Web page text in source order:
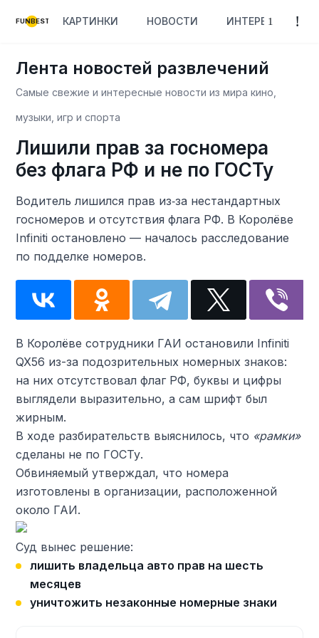
FUNBEST КАРТИНКИ НОВОСТИ ИНТЕРЕСНОЕ
Лента новостей развлечений
Самые свежие и интересные новости из мира кино,
музыки, игр и спорта
Лишили прав за госномера
без флага РФ и не по ГОСТу
Водитель лишился прав из‑за нестандартных
госномеров и отсутствия флага РФ. В Королёве
Infiniti остановлено — началось расследование
по подделке номеров.
В Королёве сотрудники ГАИ остановили Infiniti
QX56 из-за подозрительных номерных знаков:
на них отсутствовал флаг РФ, буквы и цифры
выглядели выразительно, а сам шрифт был
жирным.
В ходе разбирательств выяснилось, что «рамки»
сделаны не по ГОСТу.
Обвиняемый утверждал, что номера
изготовлены в организации, расположенной
около ГАИ.
Суд вынес решение:
лишить владельца авто прав на шесть
месяцев
уничтожить незаконные номерные знаки